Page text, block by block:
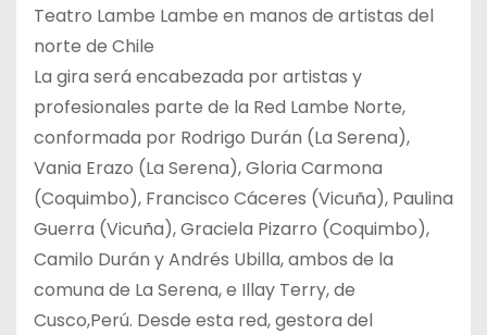
Teatro Lambe Lambe en manos de artistas del
norte de Chile
La gira será encabezada por artistas y
profesionales parte de la Red Lambe Norte,
conformada por Rodrigo Durán (La Serena),
Vania Erazo (La Serena), Gloria Carmona
(Coquimbo), Francisco Cáceres (Vicuña), Paulina
Guerra (Vicuña), Graciela Pizarro (Coquimbo),
Camilo Durán y Andrés Ubilla, ambos de la
comuna de La Serena, e Illay Terry, de
Cusco,Perú. Desde esta red, gestora del